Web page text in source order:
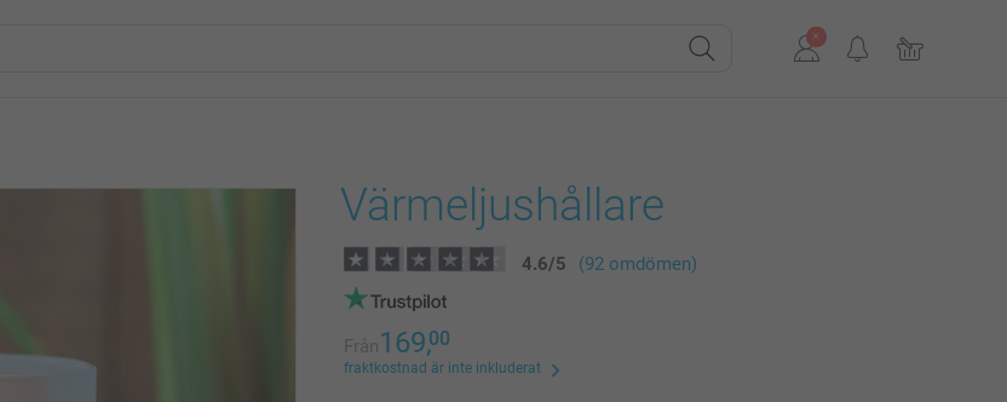
Värmeljushållare
4.6/5 (92 omdömen)
Från169,00
fraktkostnad är inte inkluderat